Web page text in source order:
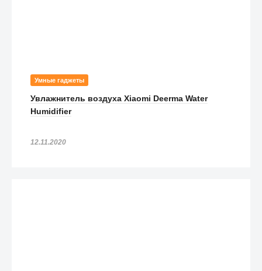
Умные гаджеты
Увлажнитель воздуха Xiaomi Deerma Water
Humidifier
12.11.2020